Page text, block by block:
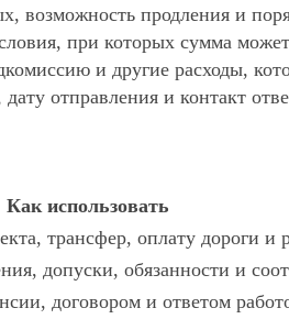
возможность продления и
при которых сумма
и другие расходы,
отправления и контакт
Как использовать
трансфер, оплату дороги и
допуски, обязанности и
договором и ответом